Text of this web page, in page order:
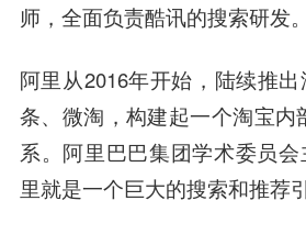
师，全面负责酷讯的搜索研发。
阿里从2016年开始，陆续推
条、微淘，构建起一个淘宝内
系。 阿里巴巴集团学术委员会
里就是一个巨大的搜索和推荐引